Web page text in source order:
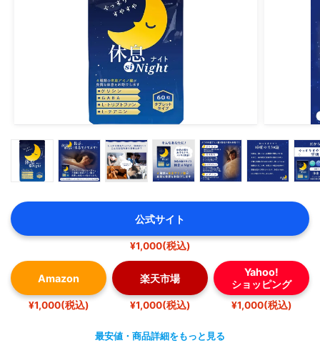
私にはとっても合うサプリでした。
公式サイト
¥1,000(税込)
Amazon
¥1,000(税込)
楽天市場
¥1,000(税込)
Yahoo!
ショッピング
¥1,000(税込)
最安値・商品詳細をもっと見る